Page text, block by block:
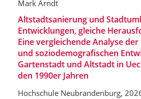
Mark Arndt
Altstadtsanierung und
Entwicklungen, gleiche
Eine vergleichende Analyse
und soziodemografischen
Gartenstadt und Altstadt in
den 1990er Jahren
Hochschule Neubrandenburg,